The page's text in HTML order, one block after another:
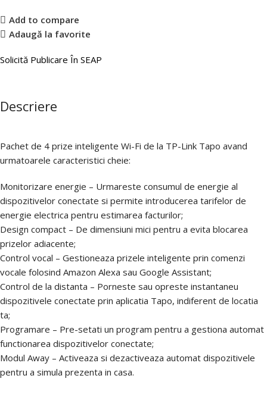
Add to compare
Adaugă la favorite
Solicită Publicare În SEAP
Descriere
Pachet de 4 prize inteligente Wi-Fi de la TP-Link Tapo avand
urmatoarele caracteristici cheie:
Monitorizare energie – Urmareste consumul de energie al
dispozitivelor conectate si permite introducerea tarifelor de
energie electrica pentru estimarea facturilor;
Design compact – De dimensiuni mici pentru a evita blocarea
prizelor adiacente;
Control vocal – Gestioneaza prizele inteligente prin comenzi
vocale folosind Amazon Alexa sau Google Assistant;
Control de la distanta – Porneste sau opreste instantaneu
dispozitivele conectate prin aplicatia Tapo, indiferent de locatia
ta;
Programare – Pre-setati un program pentru a gestiona automat
functionarea dispozitivelor conectate;
Modul Away – Activeaza si dezactiveaza automat dispozitivele
pentru a simula prezenta in casa.